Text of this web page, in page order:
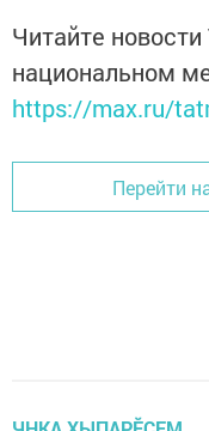
Читайте
национальном
https://max.ru/
Перейти